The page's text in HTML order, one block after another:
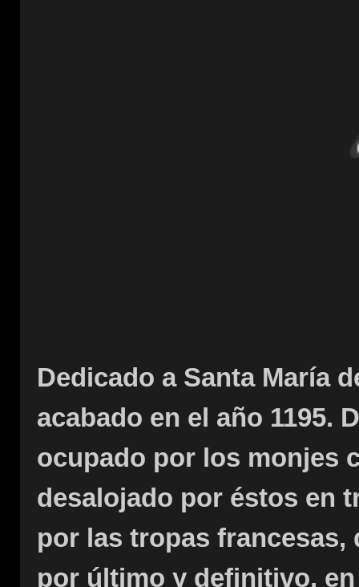
Dedicado a Santa María
acabado en el año 1195.
ocupado por los monjes
desalojado por éstos en
por las tropas francesas,
por último y definitivo,